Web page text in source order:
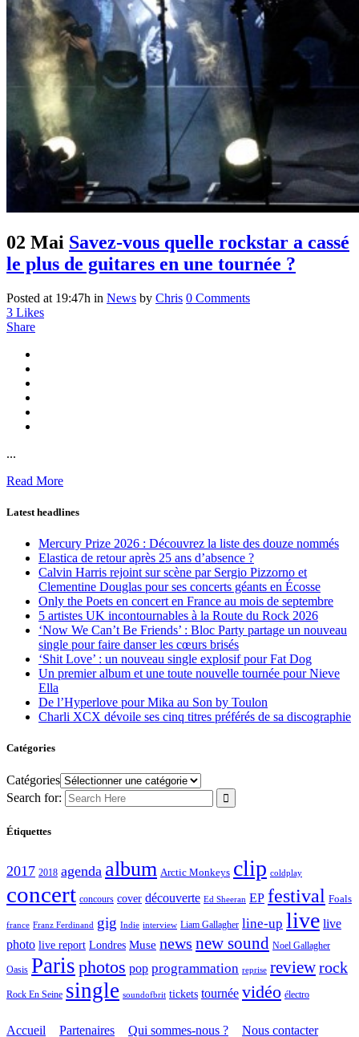
02 Mai Savez-vous quelle rockstar a cassé
le plus de guitares en une tournée ?
Posted at 19:47h in News by Chris 0 Comments
3 Likes
Share
...
Read More
Latest headlines
Mercury Prize 2026 : Découvrez la liste des douze nommés
Elastica de retour après 25 ans d’absence ?
Calvin Harris rejoint sur scène par Sergio Pizzorno et
Clementine Douglas pour ses concerts géants en Écosse
Only the Poets en concert en France au mois de septembre
5 artistes UK incontournables à la Route du Rock 2026
‘Now We Can’t Be Friends’ : Bloc Party partage un nouveau
single pour faire danser les cœurs brisés
‘Shit Love’ : un nouveau single explosif pour Fat Dog
Un premier album et une toute nouvelle tournée pour Nieve
Ella
De l’Hyperlove pour Mika au Son by Toulon
Charli XCX dévoile ses cinq titres préférés de sa discographie
Catégories
Catégories
Search for:
Étiquettes
2017 2018 agenda album Arctic Monkeys clip coldplay
concert concours cover découverte Ed Sheeran EP festival Foals
france Franz Ferdinand gig Indie interview Liam Gallagher line-up live live
photo live report Londres Muse news new sound Noel Gallagher
Oasis Paris photos pop programmation reprise reviewrock
Rock En Seine single soundofbrit tickets tournée vidéo électro
Accueil Partenaires Qui sommes-nous ? Nous contacter